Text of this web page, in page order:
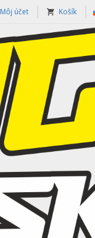
Môj účet Košík